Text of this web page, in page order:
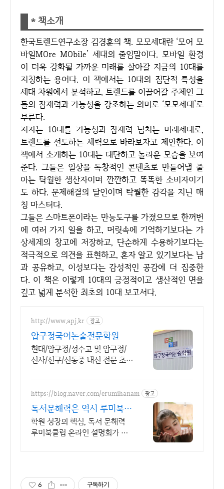
* 책소개
한국트렌드연구소장 김경훈의 책. 모모세대란 ‘모어 모
바일MOre MObile’ 세대의 줄임말이다. 모바일 환경
이 더욱 강화될 가까운 미래를 살아갈 지금의 10대를
지칭하는 용어다. 이 책에서는 10대의 집단적 특성을
세대 차원에서 분석하고, 트렌드를 이끌어갈 주체인 그
들의 잠재력과 가능성을 강조하는 의미로 ‘모모세대’로
부른다.
저자는 10대를 가능성과 잠재력 넘치는 미래세대로,
트렌드를 선도하는 세력으로 바라보자고 제안한다. 이
책에서 소개하는 10대는 대단하고 놀라운 모습을 보여
준다. 그들은 일상을 독창적인 콘텐츠로 만들어낼 줄
아는 탁월한 생산자이며 깐깐하고 똑똑한 소비자이기
도 하다. 문제해결의 달인이며 탁월한 감각을 지닌 매
칭 마스터다.
그들은 스마트폰이라는 만능도구를 가졌으므로 한꺼번
에 여러 가지 일을 하고, 머릿속에 기억하기보다는 가
상세계의 창고에 저장하고, 단순하게 수용하기보다는
적극적으로 의견을 표현하고, 혼자 알고 있기보다는 남
과 공유하고, 이성보다는 감성적인 공감에 더 집중한
다. 이 책은 이렇게 10대의 긍정적이고 생산적인 면을
깊고 넓게 분석한 최초의 10대 보고서다.
http://www.apj.kr 광고
압구정국어논술전문학원
현대/압구정/성수고 및 압구정/
신사/신구/신동중 내신 전문 초,
https://blog.naver.com/erumihanam 광고
독서문해력은 역시 루미북클
럽 교육사업의 기초 경쟁력
학원 성장의 핵심, 독서 문해력
루미북클럽 온라인 설명회가 수
6 구독하기